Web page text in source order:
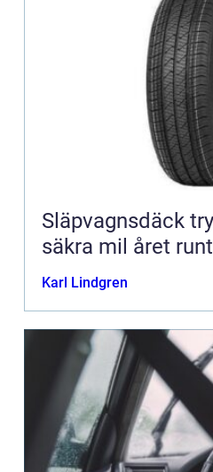
Släpvagnsdäck trygg last och
säkra mil året runt
Karl Lindgren